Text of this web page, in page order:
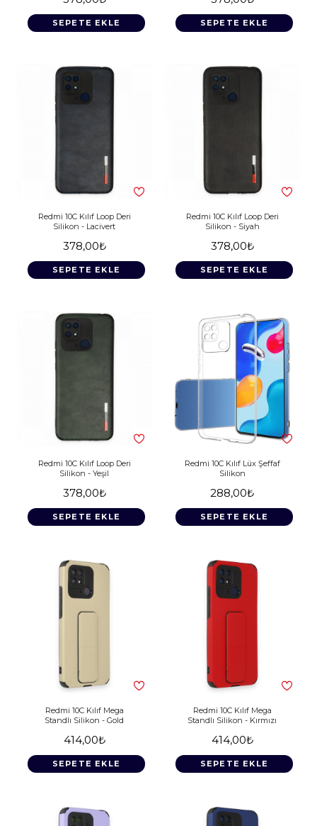
SEPETE EKLE SEPETE EKLE
Redmi 10C Kılıf Loop Deri
Silikon - Lacivert
378,00₺
SEPETE EKLE
Redmi 10C Kılıf Loop Deri
Silikon - Siyah
378,00₺
SEPETE EKLE
Redmi 10C Kılıf Loop Deri
Silikon - Yeşil
378,00₺
SEPETE EKLE
Redmi 10C Kılıf Lüx Şeffaf
Silikon
288,00₺
SEPETE EKLE
Redmi 10C Kılıf Mega
Standlı Silikon - Gold
414,00₺
SEPETE EKLE
Redmi 10C Kılıf Mega
Standlı Silikon - Kırmızı
414,00₺
SEPETE EKLE